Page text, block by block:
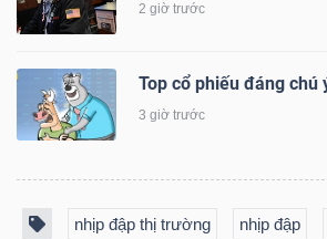
2 giờ trước
Top cổ phiếu đáng chú
3 giờ trước
nhịp đập thị trường nhịp đập